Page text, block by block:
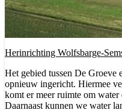
Herinrichting Wolfsbarge-
Het gebied tussen De Groeve
opnieuw ingericht. Hiermee
komt er meer ruimte om water
Daarnaast kunnen we water